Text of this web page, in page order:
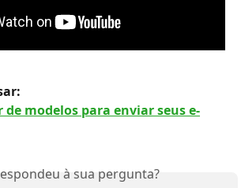
de modelos para enviar seus e-
à sua pergunta?